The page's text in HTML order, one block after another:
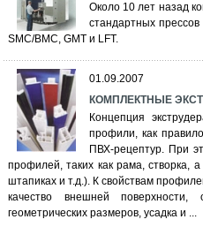
Около 10 лет назад
стандартных
SMC/BMC, GMT и LFT.
01.09.2007
КОМПЛЕКТНЫЕ
Концепция
профили, как
ПВХ-рецептур. При
профилей, таких как рама, створка,
штапиках и т.д.). К свойствам
качество внешней поверхности,
геометрических размеров, усадка и ...